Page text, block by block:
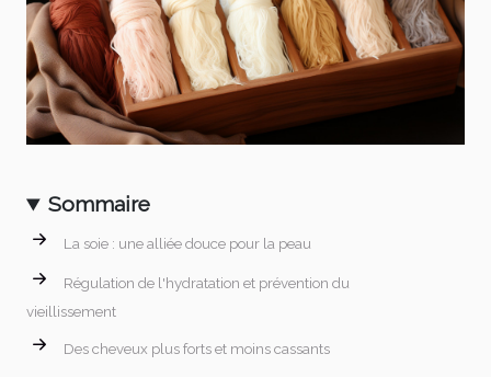
Sommaire
La soie : une alliée douce pour la peau
Régulation de l'hydratation et prévention du
vieillissement
Des cheveux plus forts et moins cassants